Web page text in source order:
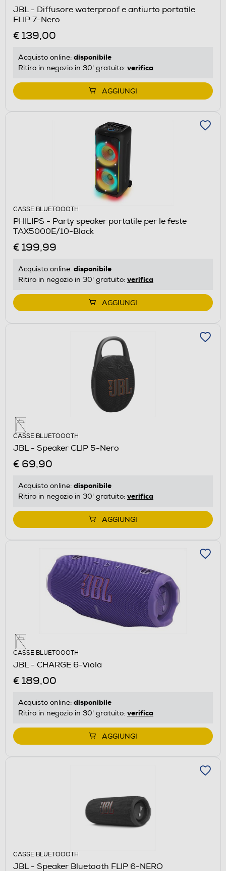
JBL - Diffusore waterproof e antiurto portatile
FLIP 7-Nero
€ 139,00
Acquisto online: disponibile
Ritiro in negozio in 30' gratuito: verifica
AGGIUNGI
CASSE BLUETOOOTH
PHILIPS - Party speaker portatile per le feste
TAX5000E/10-Black
€ 199,99
Acquisto online: disponibile
Ritiro in negozio in 30' gratuito: verifica
AGGIUNGI
CASSE BLUETOOOTH
JBL - Speaker CLIP 5-Nero
€ 69,90
Acquisto online: disponibile
Ritiro in negozio in 30' gratuito: verifica
AGGIUNGI
CASSE BLUETOOOTH
JBL - CHARGE 6-Viola
€ 189,00
Acquisto online: disponibile
Ritiro in negozio in 30' gratuito: verifica
AGGIUNGI
CASSE BLUETOOOTH
JBL - Speaker Bluetooth FLIP 6-NERO